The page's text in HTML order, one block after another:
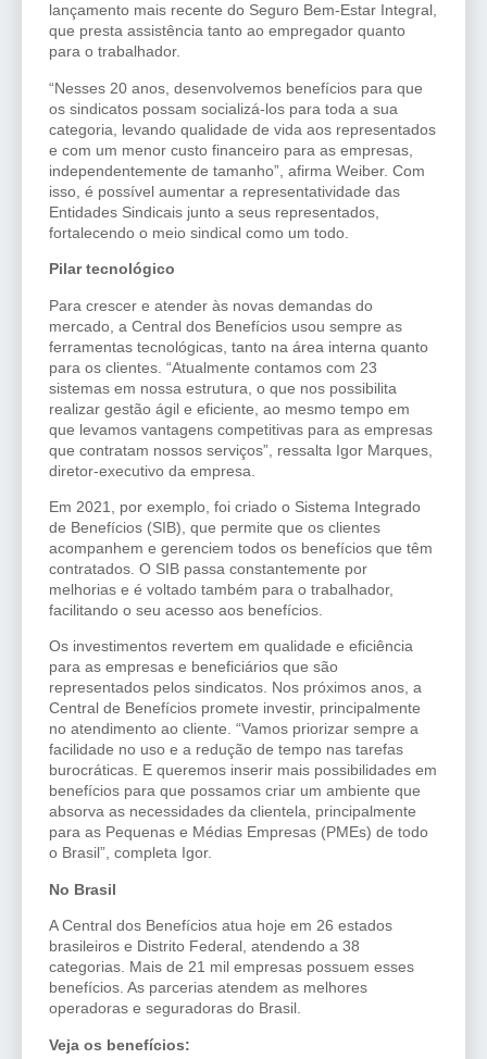
lançamento mais recente do Seguro Bem-Estar Integral,
que presta assistência tanto ao empregador quanto
para o trabalhador.
“Nesses 20 anos, desenvolvemos benefícios para que
os sindicatos possam socializá-los para toda a sua
categoria, levando qualidade de vida aos representados
e com um menor custo financeiro para as empresas,
independentemente de tamanho”, afirma Weiber. Com
isso, é possível aumentar a representatividade das
Entidades Sindicais junto a seus representados,
fortalecendo o meio sindical como um todo.
Pilar tecnológico
Para crescer e atender às novas demandas do
mercado, a Central dos Benefícios usou sempre as
ferramentas tecnológicas, tanto na área interna quanto
para os clientes. “Atualmente contamos com 23
sistemas em nossa estrutura, o que nos possibilita
realizar gestão ágil e eficiente, ao mesmo tempo em
que levamos vantagens competitivas para as empresas
que contratam nossos serviços”, ressalta Igor Marques,
diretor-executivo da empresa.
Em 2021, por exemplo, foi criado o Sistema Integrado
de Benefícios (SIB), que permite que os clientes
acompanhem e gerenciem todos os benefícios que têm
contratados. O SIB passa constantemente por
melhorias e é voltado também para o trabalhador,
facilitando o seu acesso aos benefícios.
Os investimentos revertem em qualidade e eficiência
para as empresas e beneficiários que são
representados pelos sindicatos. Nos próximos anos, a
Central de Benefícios promete investir, principalmente
no atendimento ao cliente. “Vamos priorizar sempre a
facilidade no uso e a redução de tempo nas tarefas
burocráticas. E queremos inserir mais possibilidades em
benefícios para que possamos criar um ambiente que
absorva as necessidades da clientela, principalmente
para as Pequenas e Médias Empresas (PMEs) de todo
o Brasil”, completa Igor.
No Brasil
A Central dos Benefícios atua hoje em 26 estados
brasileiros e Distrito Federal, atendendo a 38
categorias. Mais de 21 mil empresas possuem esses
benefícios. As parcerias atendem as melhores
operadoras e seguradoras do Brasil.
Veja os benefícios: